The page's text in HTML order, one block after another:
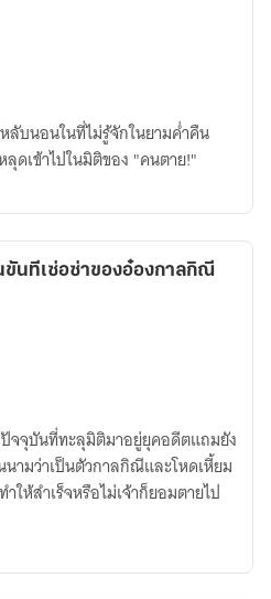
ลับนอนในที่ไม่รู้จักในยามค่ำคืน
ดเข้าไปในมิติของ "คนตาย!"
ขันทีเซ่อซ่าของอ๋องกาลกิณี
จจุบันที่ทะลุมิติมาอยู่ยุคอดีตแถมยัง
ามว่าเป็นตัวกาลกิณีและโหดเหี้ยม
ให้สำเร็จหรือไม่เจ้าก็ยอมตายไป